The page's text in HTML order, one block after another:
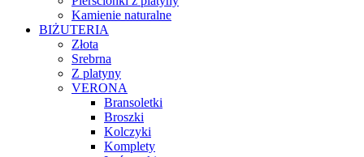
Kamienie naturalne
BIŻUTERIA
Złota
Srebrna
Z platyny
VERONA
Bransoletki
Broszki
Kolczyki
Komplety